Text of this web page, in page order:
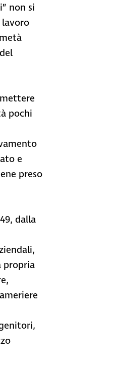
non si
lavoro
pochi
e
preso
dalla
propria